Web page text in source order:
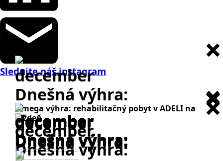
Sledujte náš instagram
december
Dnešná výhra:
december
Dnešná výhra:
+ mega výhra: rehabilitačný pobyt v ADELI na
týždeň
december
Dnešná výhra:
december
Dnešná výhra:
december
Dnešná výhra:
december
Dnešná výhra:
december
Dnešná výhra:
december
Dnešná výhra:
december
Dnešná výhra:
december
Dnešná výhra:
december
Dnešná výhra:
december
Dnešná výhra:
december
Dnešná výhra:
december
Dnešná výhra:
december
Dnešná výhra:
december
Dnešná výhra:
december
Dnešná výhra:
december
Dnešná výhra:
december
Dnešná výhra:
december
Dnešná výhra:
december
Dnešná výhra:
december
Dnešná výhra:
december
Dnešná výhra:
december
Dnešná výhra: